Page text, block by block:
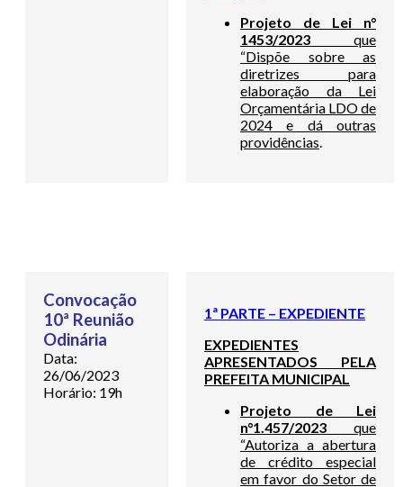
Projeto de Lei n°
1453/2023 que
“Dispõe sobre as
diretrizes para
elaboração da Lei
Orçamentária LDO de
2024 e dá outras
providências.
Convocação
10ª Reunião
Odinária
Data:
26/06/2023
Horário: 19h
1ª PARTE – EXPEDIENTE
EXPEDIENTES
APRESENTADOS PELA
PREFEITA MUNICIPAL
Projeto de Lei
n°1.457/2023 que
“Autoriza a abertura
de crédito especial
em favor do Setor de